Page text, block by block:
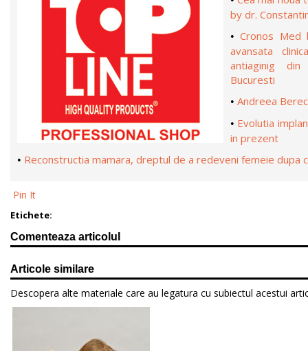
by dr.
• Cronos Med
avansata
antiaginig
Bucuresti
• Andreea
• Evolutia
in prezent
• Reconstructia mamara, dreptul de a redeveni femeie dupa
Pin It
Etichete:
Comenteaza articolul
Articole similare
Descopera alte materiale care au legatura cu subiectul acestui